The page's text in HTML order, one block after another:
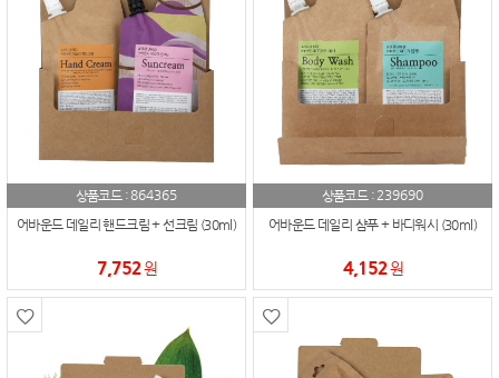
상품코드 :864365
어바운드 데일리 핸드크림 + 선크림 (30ml)
7,752원
상품코드 :239690
어바운드 데일리 샴푸 + 바디워시 (30ml)
4,152원